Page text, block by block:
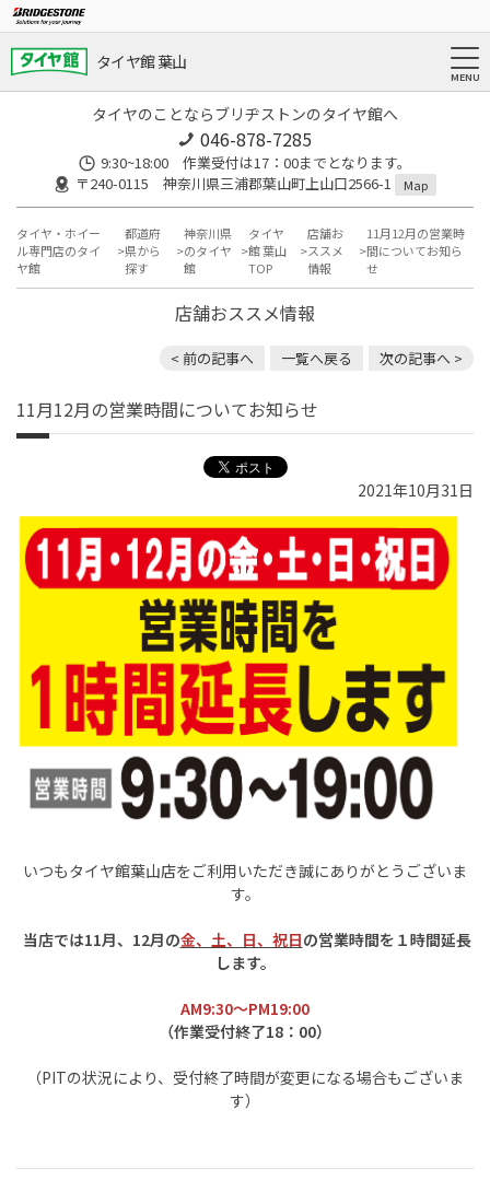
タイヤ館 葉山
タイヤのことならブリヂストンのタイヤ館へ
046-878-7285
9:30~18:00 作業受付は17：00までとなります。
〒240-0115 神奈川県三浦郡葉山町上山口2566-1
Map
タイヤ・ホイー
ル専門店のタイ
ヤ館
都道府
県から
探す
神奈川県
のタイヤ
館
タイヤ
館 葉山
TOP
店舗お
ススメ
情報
11月12月の営業時
間についてお知ら
せ
店舗おススメ情報
< 前の記事へ 一覧へ戻る 次の記事へ >
11月12月の営業時間についてお知らせ
2021年10月31日
いつもタイヤ館葉山店をご利用いただき誠にありがとうございま
す。
当店では11月、12月の金、土、日、祝日の営業時間を１時間延長
します。
AM9:30～PM19:00
（作業受付終了18：00）
（PITの状況により、受付終了時間が変更になる場合もございま
す）